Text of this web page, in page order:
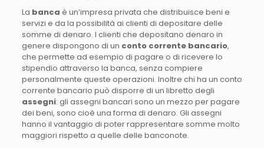
La banca è un’impresa privata che distribuisce beni e
servizi e da la possibilità ai clienti di depositare delle
somme di denaro. I clienti che depositano denaro in
genere dispongono di un conto corrente bancario,
che permette ad esempio di pagare o di ricevere lo
stipendio attraverso la banca, senza compiere
personalmente queste operazioni. Inoltre chi ha un conto
corrente bancario può disporre di un libretto degli
assegni: gli assegni bancari sono un mezzo per pagare
dei beni, sono cioè una forma di denaro. Gli assegni
hanno il vantaggio di poter rappresentare somme molto
maggiori rispetto a quelle delle banconote.